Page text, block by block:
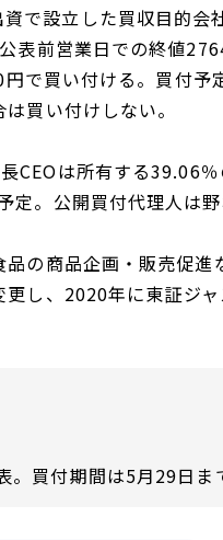
で設立した買収目的
表前営業日での終値
で買い付ける。買付
買い付けしない。
CEOは所有する39.06
。公開買付代理人は野
の商品企画・販売促
し、2020年に東証ジ
買付期間は5月29日ま